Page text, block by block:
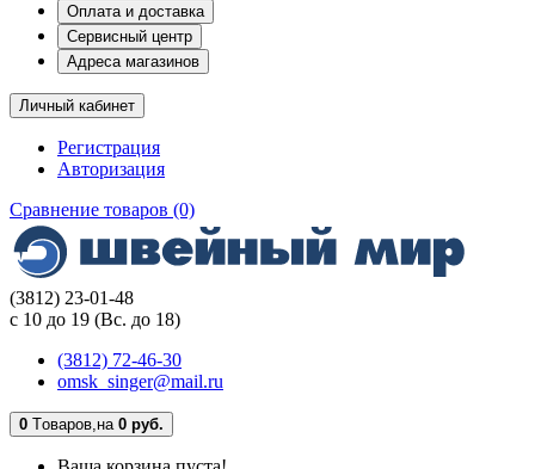
Оплата и доставка
Сервисный центр
Адреса магазинов
Личный кабинет
Регистрация
Авторизация
Сравнение товаров (0)
(3812) 23-01-48
с 10 до 19 (Вс. до 18)
(3812) 72-46-30
omsk_singer@mail.ru
0 Tоваров,на 0 руб.